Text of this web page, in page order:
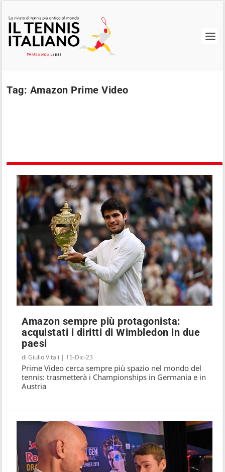
Tag: Amazon Prime Video
Il ritiro di Roger Federer in un docufilm su
Prime Video
Amazon sempre più protagonista:
acquistati i diritti di Wimbledon in due
paesi
diGiulio Vitali | 15-Dic-23
Prime Video cerca sempre più spazio nel mondo del
tennis: trasmetterà i Championships in Germania e in
Austria